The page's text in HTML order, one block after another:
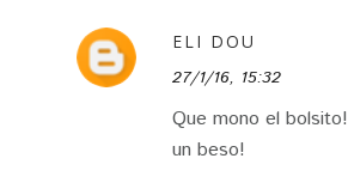
ELI DOU
27/1/16, 15:32
Que mono el bolsito!
un beso!